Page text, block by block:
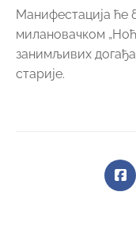
Манифестација ће
милановачком
занимљивих
старије.